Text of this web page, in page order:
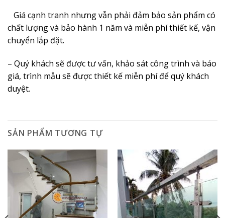
Giá cạnh tranh nhưng vẫn phải đảm bảo sản phẩm có
chất lượng và bảo hành 1 năm và miễn phí thiết kế, vận
chuyển lắp đặt.
– Quý khách sẽ được tư vấn, khảo sát công trình và báo
giá, trình mẫu sẽ được thiết kế miễn phí để quý khách
duyệt.
SẢN PHẨM TƯƠNG TỰ